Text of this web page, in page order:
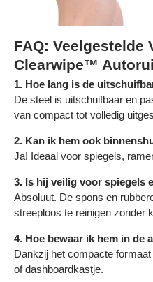
FAQ: Veelgestelde
Clearwipe™
1. Hoe lang is de
De steel is uitschuifbaar en
van compact tot volledig
2. Kan ik hem ook
Ja! Ideaal voor spiegels,
3. Is hij veilig voor spiegels
Absoluut. De spons en
streeploos te reinigen zonder
4. Hoe bewaar ik hem in de
Dankzij het compacte
of dashboardkastje.